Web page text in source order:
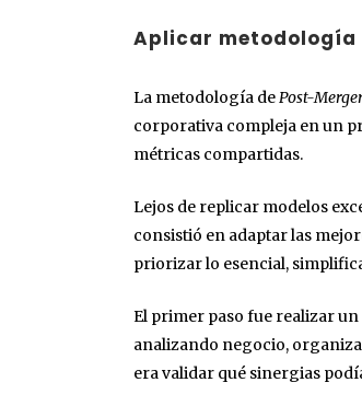
Aplicar metodología
La metodología dePost-
corporativa compleja en un
métricas compartidas.
Lejos de replicar modelos
consistió en adaptar las
priorizar lo esencial,
El primer paso fue realizar
analizando negocio,
era validar qué sinergias